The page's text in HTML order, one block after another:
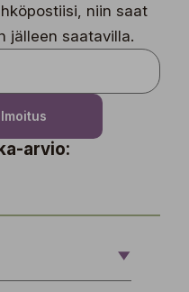
niin saat
jälleen saatavilla.
arvio: